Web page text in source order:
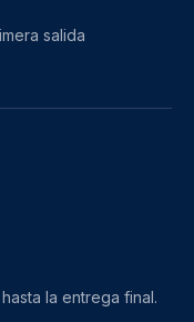
salida
la entrega final.